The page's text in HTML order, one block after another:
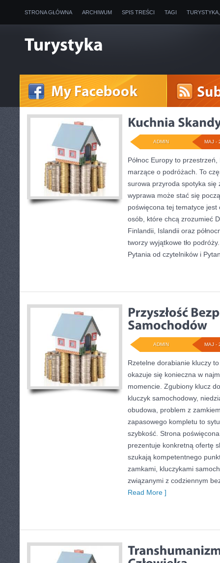
STRONA GŁÓWNA ARCHIWUM SPIS TREŚCI TAGI
MAJ -
ADMIN
Północ Europy to
marzące o podróżach. To
surowa przyroda spotyka się
wyprawa może stać się
poświęcona tej tematyce
osób, które chcą zrozumieć
Finlandii, Islandii oraz
tworzy wyjątkowe tło
Pytania od czytelników i
MAJ -
ADMIN
Rzetelne dorabianie kluczy
okazuje się konieczna w
momencie. Zgubiony klucz
kluczyk samochodowy,
obudowa, problem z
zapasowego kompletu to
szybkość. Strona
prezentuje konkretną ofertę
szukają kompetentnego
zamkami, kluczykami
związanymi z codziennym
Read More ]